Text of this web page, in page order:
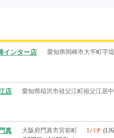
インター店 愛知県岡崎市大平町字
店 愛知県稲沢市祖父江町祖父江居中
真 大阪府門真市宮前町 1パチ